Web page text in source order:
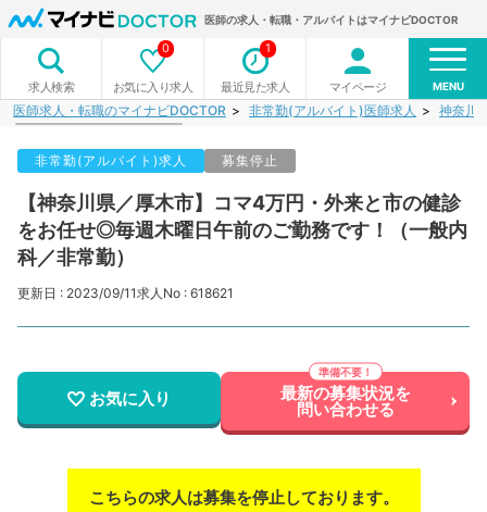
医師の求人・転職・アルバイトはマイナビDOCTOR
求人検索 お気に入り求人
0
最近見た求人
1
マイページ MENU
医師求人・転職のマイナビDOCTOR 非常勤(アルバイト)医師求人 神奈川
非常勤(アルバイト)求人 募集停止
【神奈川県／厚木市】コマ4万円・外来と市の健診
をお任せ◎毎週木曜日午前のご勤務です！（一般内
科／非常勤）
更新日 : 2023/09/11求人No : 618621
お気に入り 最新の募集状況を
問い合わせる
こちらの求人は募集を停止しております。